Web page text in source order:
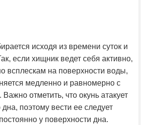
исходя из времени суток и
если хищник ведет себя активно,
всплескам на поверхности воды,
медленно и равномерно с
отметить, что окунь атакует
поэтому вести ее следует
у поверхности дна.